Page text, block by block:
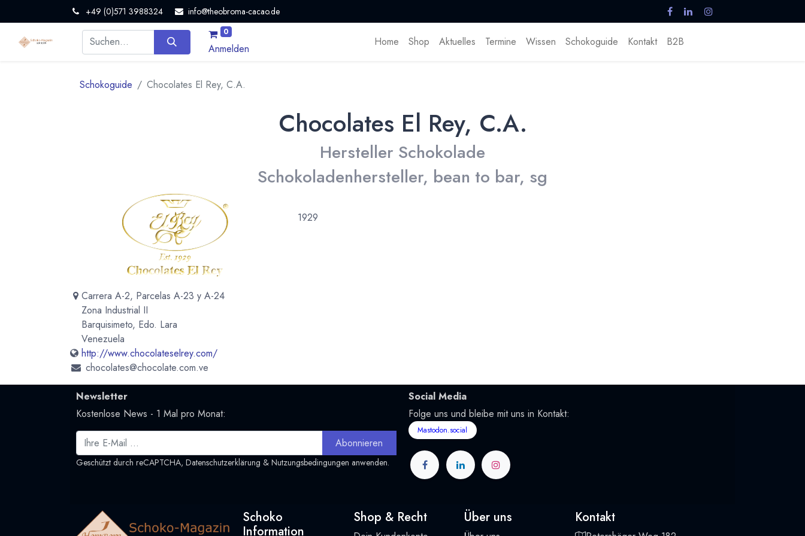
+49 (0)571 3988324 info@theobroma-cacao.de
0
Anmelden
Home Shop Aktuelles Termine Wissen Schokoguide Kontakt B2B
Schokoguide Chocolates El Rey, C.A.
Chocolates El Rey, C.A.
Hersteller Schokolade
Schokoladenhersteller, bean to bar, sg
Carrera A-2, Parcelas A-23 y A-24
Zona Industrial II
Barquisimeto, Edo. Lara
Venezuela
http://www.chocolateselrey.com/
chocolates@chocolate.com.ve
1929
Newsletter
Kostenlose News - 1 Mal pro Monat:
Abonnieren
Geschützt durch reCAPTCHA, Datenschutzerklärung & Nutzungsbedingungen anwenden.
Social Media
Folge uns und bleibe mit uns in Kontakt:
Mastodon.social
Schoko
Information
Shop & Recht Über uns Kontakt